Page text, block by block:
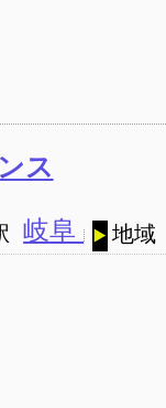
ス
岐阜 地域